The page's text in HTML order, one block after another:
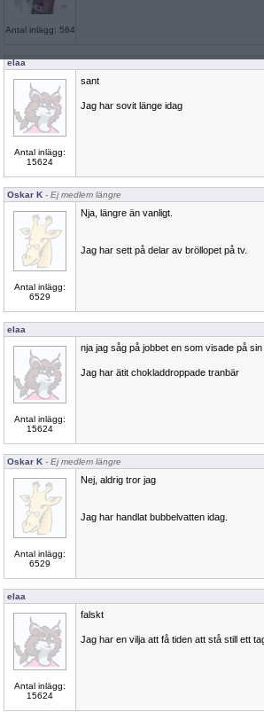
Antal inlägg: 564
elaa
Antal inlägg:
15624
sant
Jag har sovit länge idag
Oskar K - Ej medlem längre
Antal inlägg:
6529
Nja, längre än vanligt.
Jag har sett på delar av bröllopet på tv.
elaa
Antal inlägg:
15624
nja jag såg på jobbet en som visade på sin
Jag har ätit chokladdroppade tranbär
Oskar K - Ej medlem längre
Antal inlägg:
6529
Nej, aldrig tror jag
Jag har handlat bubbelvatten idag.
elaa
Antal inlägg:
15624
falskt
Jag har en vilja att få tiden att stå still ett